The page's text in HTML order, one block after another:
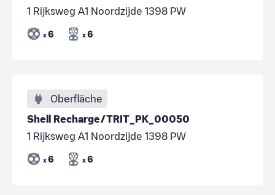
1 Rijksweg A1 Noordzijde 1398 PW
x 6 x 6
Oberfläche
Shell Recharge/TRIT_PK_00050
1 Rijksweg A1 Noordzijde 1398 PW
x 6 x 6